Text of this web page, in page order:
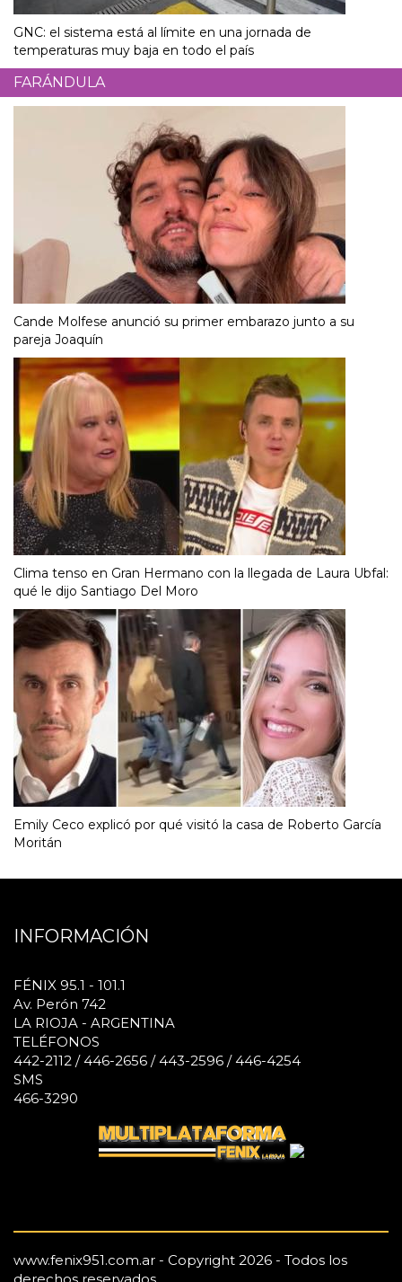
GNC: el sistema está al límite en una jornada de
temperaturas muy baja en todo el país
FARÁNDULA
Cande Molfese anunció su primer embarazo junto a su
pareja Joaquín
Clima tenso en Gran Hermano con la llegada de Laura Ubfal:
qué le dijo Santiago Del Moro
Emily Ceco explicó por qué visitó la casa de Roberto García
Moritán
INFORMACIÓN
FÉNIX 95.1 - 101.1
Av. Perón 742
LA RIOJA - ARGENTINA
TELÉFONOS
442-2112 / 446-2656 / 443-2596 / 446-4254
SMS
466-3290
www.fenix951.com.ar - Copyright 2026 - Todos los